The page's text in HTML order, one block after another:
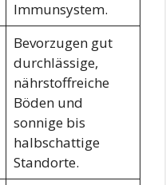
Immunsystem.
Bevorzugen gut
durchlässige,
nährstoffreiche
Böden und
sonnige bis
halbschattige
Standorte.